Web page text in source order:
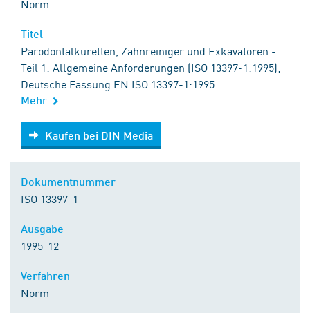
Norm
Parodontalküretten, Zahnreiniger und Exkavatoren -
Teil 1: Allgemeine Anforderungen (ISO 13397-1:1995);
Deutsche Fassung EN ISO 13397-1:1995
Mehr
Kaufen bei DIN Media
Kaufen bei DIN Media
ISO 13397-1
1995-12
Norm